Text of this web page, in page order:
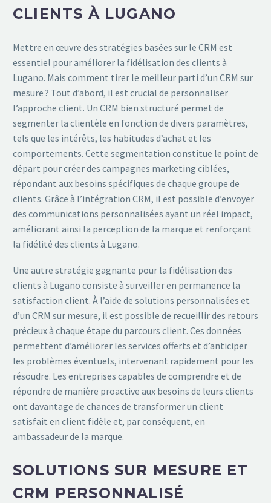
CLIENTS À LUGANO
Mettre en œuvre des stratégies basées sur le CRM est
essentiel pour améliorer la fidélisation des clients à
Lugano. Mais comment tirer le meilleur parti d’un CRM sur
mesure ? Tout d’abord, il est crucial de personnaliser
l’approche client. Un CRM bien structuré permet de
segmenter la clientèle en fonction de divers paramètres,
tels que les intérêts, les habitudes d’achat et les
comportements. Cette segmentation constitue le point de
départ pour créer des campagnes marketing ciblées,
répondant aux besoins spécifiques de chaque groupe de
clients. Grâce à l’intégration CRM, il est possible d’envoyer
des communications personnalisées ayant un réel impact,
améliorant ainsi la perception de la marque et renforçant
la fidélité des clients à Lugano.
Une autre stratégie gagnante pour la fidélisation des
clients à Lugano consiste à surveiller en permanence la
satisfaction client. À l’aide de solutions personnalisées et
d’un CRM sur mesure, il est possible de recueillir des retours
précieux à chaque étape du parcours client. Ces données
permettent d’améliorer les services offerts et d’anticiper
les problèmes éventuels, intervenant rapidement pour les
résoudre. Les entreprises capables de comprendre et de
répondre de manière proactive aux besoins de leurs clients
ont davantage de chances de transformer un client
satisfait en client fidèle et, par conséquent, en
ambassadeur de la marque.
SOLUTIONS SUR MESURE ET
CRM PERSONNALISÉ